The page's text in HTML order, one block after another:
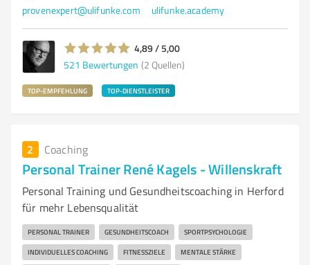
provenexpert@ulifunke.com ulifunke.academy
4,89 / 5,00
521 Bewertungen (2 Quellen)
TOP-EMPFEHLUNG TOP-DIENSTLEISTER
2 Coaching
Personal Trainer René Kagels - Willenskraft
Personal Training und Gesundheitscoaching in Herford
für mehr Lebensqualität
PERSONAL TRAINER GESUNDHEITSCOACH SPORTPSYCHOLOGIE
INDIVIDUELLES COACHING FITNESSZIELE MENTALE STÄRKE